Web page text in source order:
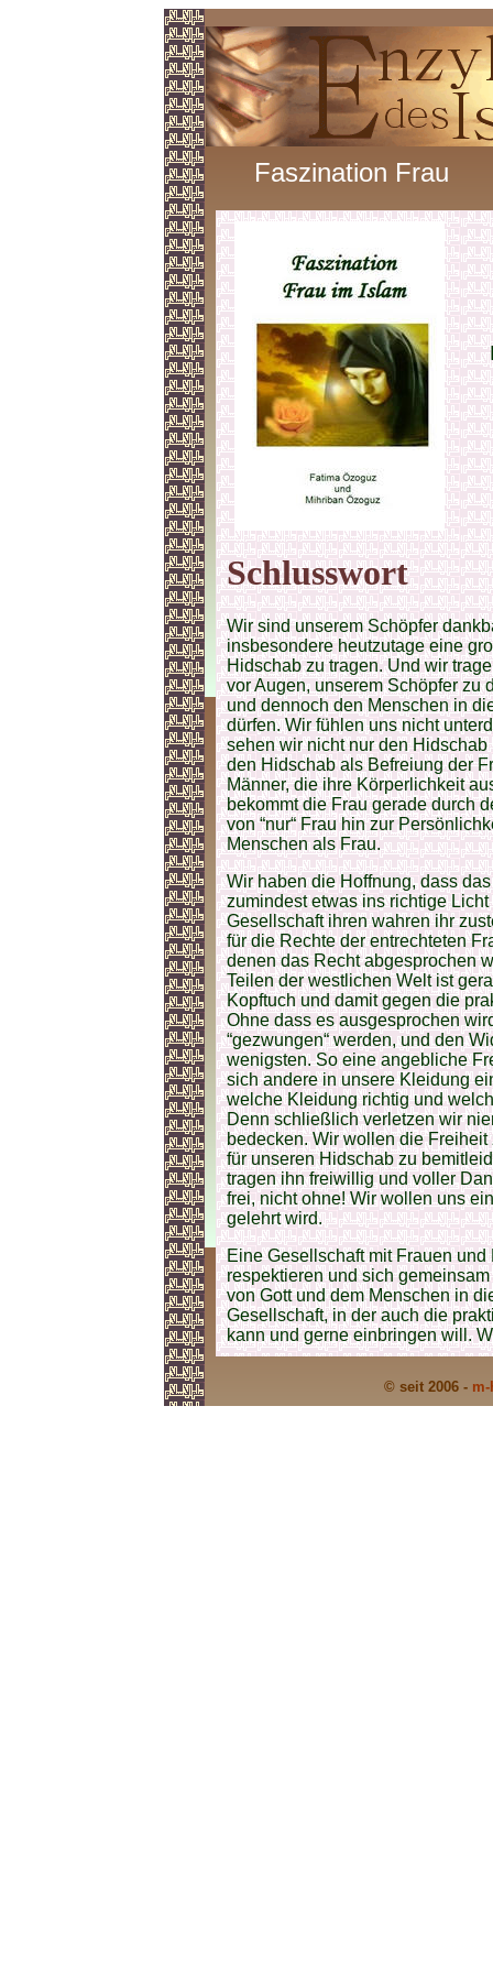
Faszination Frau
Schlusswort
Wir sind unserem Schöpfer
insbesondere heutzutage eine
Hidschab zu tragen. Und wir
vor Augen, unserem Schöpfer zu
und dennoch den Menschen in
dürfen. Wir fühlen uns nicht
sehen wir nicht nur den
den Hidschab als Befreiung der
Männer, die ihre Körperlichkeit
bekommt die Frau gerade durch
von “nur“ Frau hin zur
Menschen als Frau.
Wir haben die Hoffnung, dass
zumindest etwas ins richtige
Gesellschaft ihren wahren ihr
für die Rechte der entrechteten
denen das Recht abgesprochen
Teilen der westlichen Welt ist
Kopftuch und damit gegen die
Ohne dass es ausgesprochen
“gezwungen“ werden, und den
wenigsten. So eine angebliche
sich andere in unsere Kleidung
welche Kleidung richtig und
Denn schließlich verletzen wir
bedecken. Wir wollen die
für unseren Hidschab zu
tragen ihn freiwillig und voller
frei, nicht ohne! Wir wollen uns
gelehrt wird.
Eine Gesellschaft mit Frauen
respektieren und sich
von Gott und dem Menschen in
Gesellschaft, in der auch die
kann und gerne einbringen will.
© seit 2006 -